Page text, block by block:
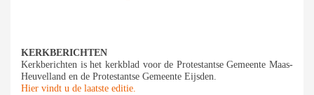
KERKBERICHTEN
Kerkberichten is het kerkblad voor de Protestantse Gemeente Maas-
Heuvelland en de Protestantse Gemeente Eijsden.
Hier vindt u de laatste editie.